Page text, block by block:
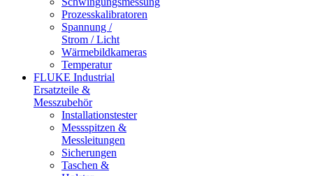
Prozesskalibratoren
Spannung /
Strom / Licht
Wärmebildkameras
Temperatur
FLUKE Industrial
Ersatzteile &
Messzubehör
Installationstester
Messspitzen &
Messleitungen
Sicherungen
Taschen &